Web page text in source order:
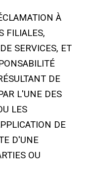
À
FILIALES,
SERVICES, ET
DE
L'UNE DES
LES
DE
D'UNE
OU